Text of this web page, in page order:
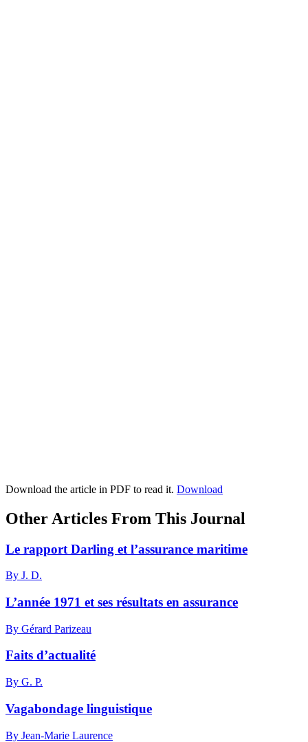
Download the article in PDF to read it. Download
Other Articles From This Journal
Le rapport Darling et l’assurance maritime
By J. D.
L’année 1971 et ses résultats en assurance
By Gérard Parizeau
Faits d’actualité
By G. P.
Vagabondage linguistique
By Jean-Marie Laurence